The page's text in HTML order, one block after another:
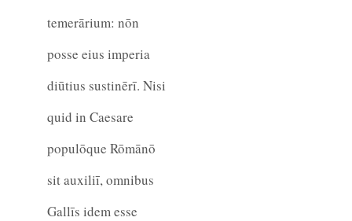
temerārium: nōn
posse eius imperia
diūtius sustinērī. Nisi
quid in Caesare
populōque Rōmānō
sit auxiliī, omnibus
Gallīs idem esse